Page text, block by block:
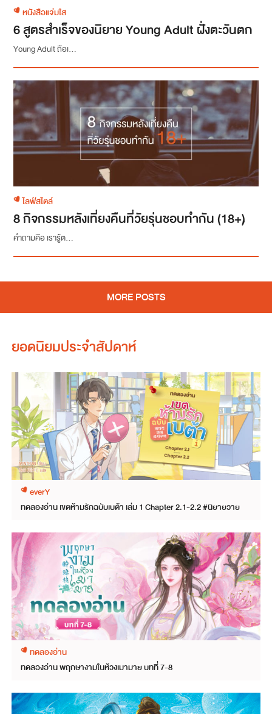
หนังสือแจ่มใส
6 สูตรสำเร็จของนิยาย Young Adult ฝั่งตะวันตก
Young Adult ถือเ...
ไลฟ์สไตล์
8 กิจกรรมหลังเที่ยงคืนที่วัยรุ่นชอบทำกัน (18+)
คำถามคือ เรารู้ต...
MORE POSTS
ยอดนิยมประจำสัปดาห์
everY
ทดลองอ่าน เขตห้ามรักฉบับเบต้า เล่ม 1 Chapter 2.1-2.2 #นิยายวาย
ทดลองอ่าน
ทดลองอ่าน พฤกษางามในห้วงเมามาย บทที่ 7-8